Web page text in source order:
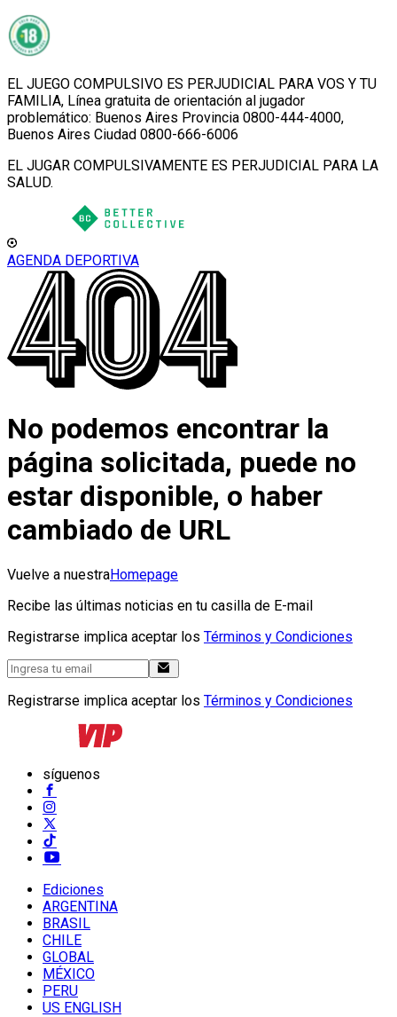
EL JUEGO COMPULSIVO ES PERJUDICIAL PARA VOS Y TU
FAMILIA, Línea gratuita de orientación al jugador
problemático: Buenos Aires Provincia 0800-444-4000,
Buenos Aires Ciudad 0800-666-6006
EL JUGAR COMPULSIVAMENTE ES PERJUDICIAL PARA LA
SALUD.
AGENDA DEPORTIVA
No podemos encontrar la
página solicitada, puede no
estar disponible, o haber
cambiado de URL
Vuelve a nuestraHomepage
Recibe las últimas noticias en tu casilla de E-mail
Registrarse implica aceptar los Términos y Condiciones
Registrarse implica aceptar los Términos y Condiciones
síguenos
Ediciones
ARGENTINA
BRASIL
CHILE
GLOBAL
MÉXICO
PERU
US ENGLISH